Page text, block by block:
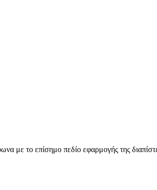
με το επίσημο πεδίο εφαρμογής της